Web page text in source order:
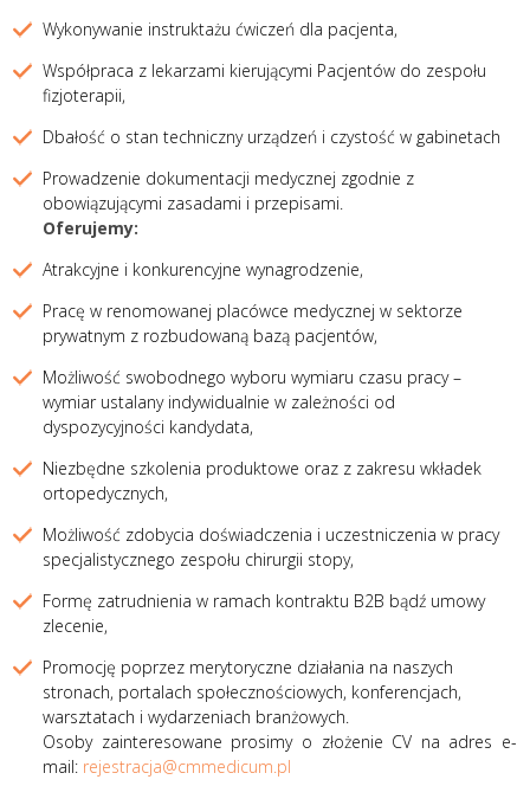
Wykonywanie instruktażu ćwiczeń dla pacjenta,
Współpraca z lekarzami kierującymi Pacjentów do zespołu
fizjoterapii,
Dbałość o stan techniczny urządzeń i czystość w gabinetach
Prowadzenie dokumentacji medycznej zgodnie z
obowiązującymi zasadami i przepisami.
Oferujemy:
Atrakcyjne i konkurencyjne wynagrodzenie,
Pracę w renomowanej placówce medycznej w sektorze
prywatnym z rozbudowaną bazą pacjentów,
Możliwość swobodnego wyboru wymiaru czasu pracy –
wymiar ustalany indywidualnie w zależności od
dyspozycyjności kandydata,
Niezbędne szkolenia produktowe oraz z zakresu wkładek
ortopedycznych,
Możliwość zdobycia doświadczenia i uczestniczenia w pracy
specjalistycznego zespołu chirurgii stopy,
Formę zatrudnienia w ramach kontraktu B2B bądź umowy
zlecenie,
Promocję poprzez merytoryczne działania na naszych
stronach, portalach społecznościowych, konferencjach,
warsztatach i wydarzeniach branżowych.
Osoby zainteresowane prosimy o złożenie CV na adres e-
mail: rejestracja@cmmedicum.pl